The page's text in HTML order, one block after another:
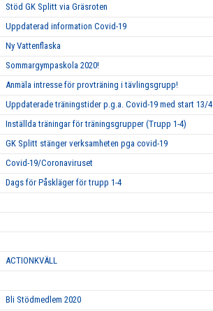
Stöd GK Splitt via Gräsroten
Uppdaterad information Covid-19
Ny Vattenflaska
Sommargympaskola 2020!
Anmäla intresse för provträning i tävlingsgrupp!
Uppdaterade träningstider p.g.a. Covid-19 med start 13/4
Inställda träningar för träningsgrupper (Trupp 1-4)
GK Splitt stänger verksamheten pga covid-19
Covid-19/Coronaviruset
Dags för Påskläger för trupp 1-4
ACTIONKVÄLL
Bli Stödmedlem 2020